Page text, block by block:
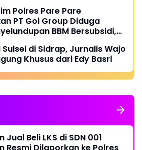
Polres Pare Pare
PT Goi Group Diduga
BBM Bersubsidi,
Sulsel di Sidrap, Jurnalis Wajo
Khusus dari Edy Basri
Jual Beli LKS di SDN 001